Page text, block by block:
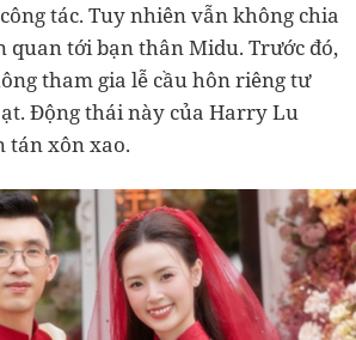
tác. Tuy nhiên vẫn không chia
quan tới bạn thân Midu. Trước đó,
tham gia lễ cầu hôn riêng tư
Động thái này của Harry Lu
tán xôn xao.